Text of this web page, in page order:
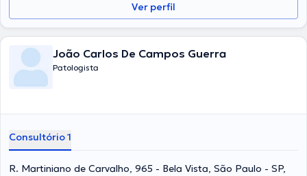
Ver perfil
João Carlos De Campos Guerra
Patologista
Consultório 1
R. Martiniano de Carvalho, 965 - Bela Vista, São Paulo - SP,